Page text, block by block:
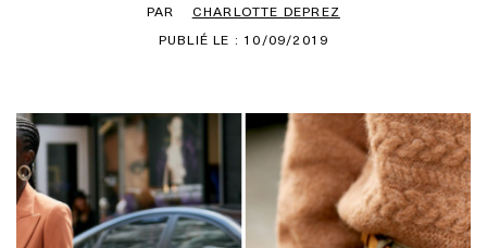
PAR
CHARLOTTE DEPREZ
PUBLIÉ LE : 10/09/2019